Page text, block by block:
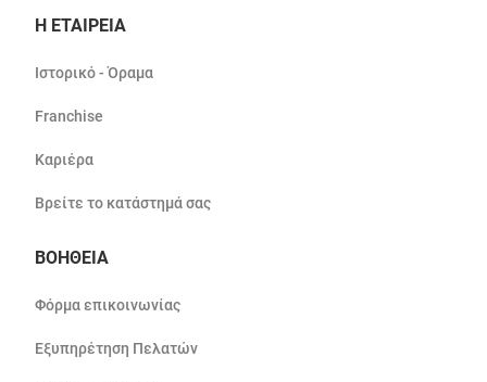
Η ΕΤΑΙΡΕΙΑ
Ιστορικό - Όραμα
Franchise
Καριέρα
Βρείτε το κατάστημά σας
ΒΟΗΘΕΙΑ
Φόρμα επικοινωνίας
Εξυπηρέτηση Πελατών